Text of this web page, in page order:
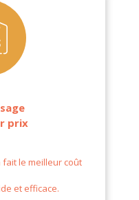
prix
le meilleur coût
et efficace.